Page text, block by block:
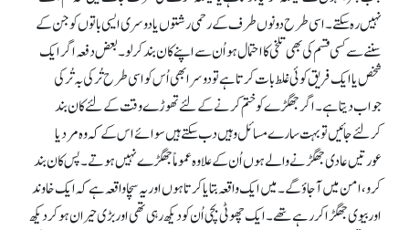
نہیں رہ سکتے۔ اسی طرح دونوں طرف کے رحمی رشتوں یا دوسری ایسی باتوں کو جن کے
سننے سے کسی قسم کی بھی تلخی کا احتمال ہو اُن سے اپنے کان بند کر لو۔ بعض دفعہ اگر ایک
شخص یا ایک فریق کوئی غلط بات کرتا ہے تو دوسرا بھی اُس کو اسی طرح تُرکی بہ تُرکی
جواب دیتا ہے۔ اگر جھگڑے کو ختم کرنے کے لئے تھوڑے وقت کے لئے کان بند
کرلئے جائیں تو بہت سارے مسائل وہیں دب سکتے ہیں سوائے اس کے کہ وہ مرد یا
عورتیں عادی جھگڑنے والے ہوں اُن کے علاوہ عموماً جھگڑے نہیں ہوتے۔ پس کان بند
کرو، امن میں آ جاؤ گے۔ میں ایک واقعہ بتایا کرتا ہوں اور یہ سچا واقعہ ہے کہ ایک خاوند
اور بیوی جھگڑا کر رہے تھے۔ ایک چھوٹی بچی اُن کو دیکھ رہی تھی اور بڑی حیران ہو کر دیکھ